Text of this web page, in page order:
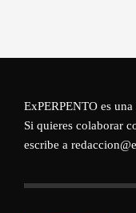
ExPERPENTO es
Si quieres colaborar
escribe a